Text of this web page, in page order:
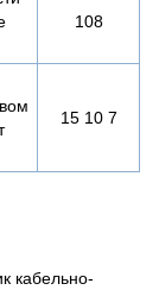
108
15 10 7
кабельно-